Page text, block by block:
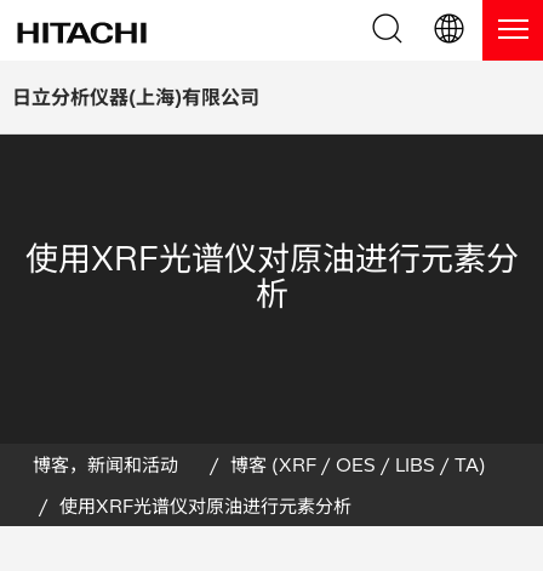
日立分析仪器(上海)有限公司
产品系列
台式 XRF 光谱仪
热分析仪
应用
博客
网络讲堂
在线演示
服务
保修注册
常见问题
日本語 (JP)
使用XRF光谱仪对原油进行元素分
析
博客，新闻和活动
博客 (XRF / OES / LIBS / TA)
使用XRF光谱仪对原油进行元素分析